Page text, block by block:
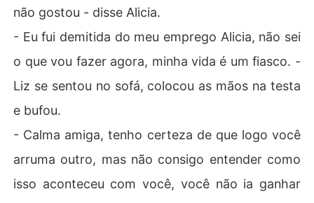
não gostou - disse Alicia.
- Eu fui demitida do meu emprego Alicia, não sei
o que vou fazer agora, minha vida é um fiasco. -
Liz se sentou no sofá, colocou as mãos na testa
e bufou.
- Calma amiga, tenho certeza de que logo você
arruma outro, mas não consigo entender como
isso aconteceu com você, você não ia ganhar